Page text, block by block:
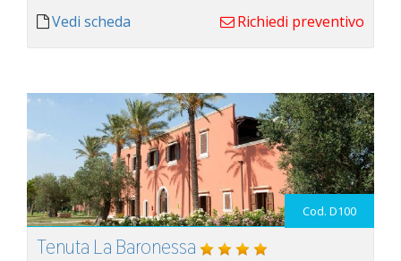
Vedi scheda Richiedi preventivo
Cod. D100
Tenuta La Baronessa